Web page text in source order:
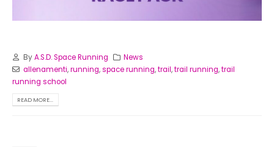
ByA.S.D. Space Running
News
allenamenti,running,space running,trail,trail running,trail
running school
READ MORE...